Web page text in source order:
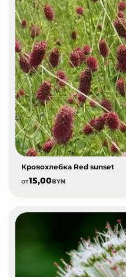
Кровохлебка Red sunset
от15,00BYN